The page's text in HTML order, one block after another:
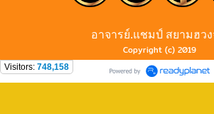
อาจารย์.แชมป์ สยามฮวง
Copyright (c) 2019
Visitors: 748,158